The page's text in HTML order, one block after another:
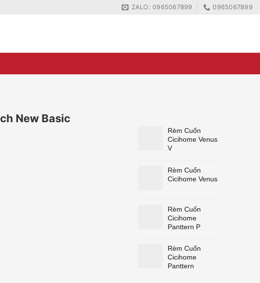
ZALO: 0965067899 0965067899
New Basic
Rèm Cuốn
Cicihome Venus
V
Rèm Cuốn
Cicihome Venus
Rèm Cuốn
Cicihome
Panttern P
Rèm Cuốn
Cicihome
Panttern